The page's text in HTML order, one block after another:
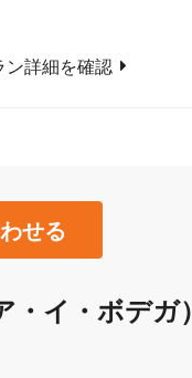
ン詳細を確認
せる
・イ・ボデガ